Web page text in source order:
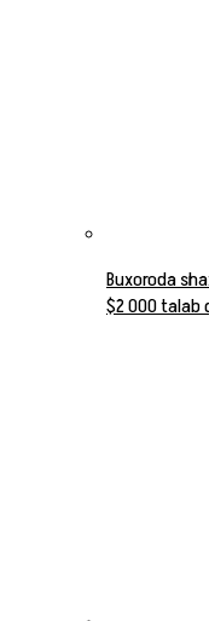
Buxoroda
$2 000 talab